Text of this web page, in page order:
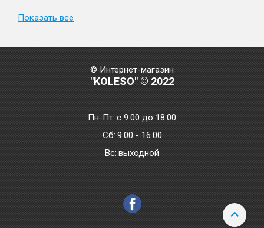
Показать все
© Интернет-магазин
"KOLESO" © 2022
Пн-Пт:с 9.00 до 18.00
Сб: 9.00 - 16.00
Bc: выходной